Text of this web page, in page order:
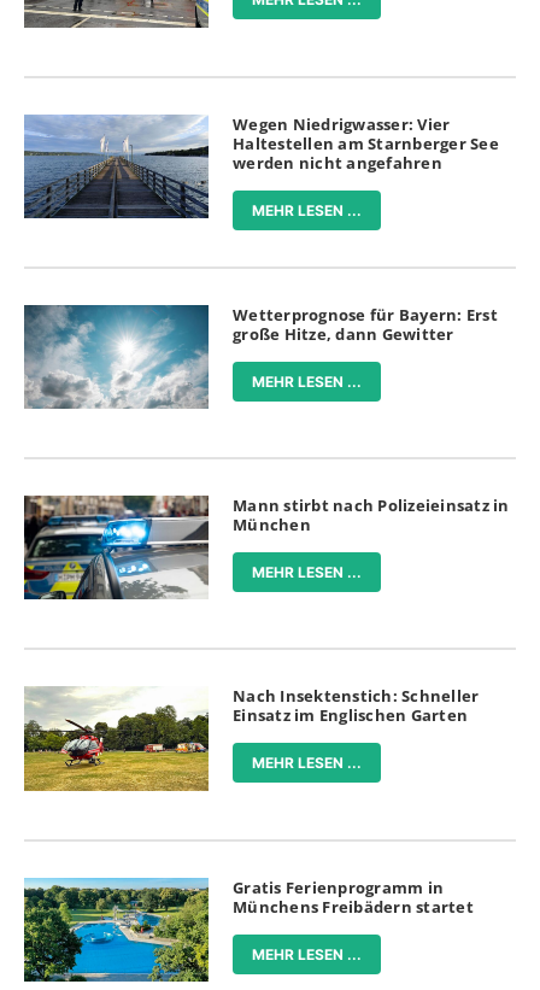
Wegen Niedrigwasser: Vier
Haltestellen am Starnberger See
werden nicht angefahren
MEHR LESEN ...
Wetterprognose für Bayern: Erst
große Hitze, dann Gewitter
MEHR LESEN ...
Mann stirbt nach Polizeieinsatz in
München
MEHR LESEN ...
Nach Insektenstich: Schneller
Einsatz im Englischen Garten
MEHR LESEN ...
Gratis Ferienprogramm in
Münchens Freibädern startet
MEHR LESEN ...